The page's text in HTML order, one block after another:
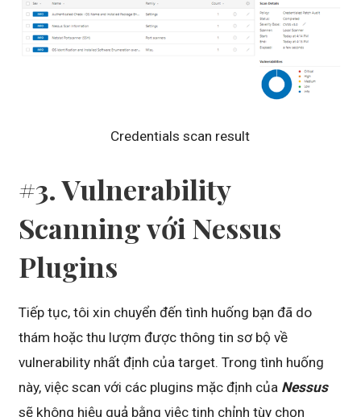
Credentials scan result
#3. Vulnerability
Scanning với Nessus
Plugins
Tiếp tục, tôi xin chuyển đến tình huống bạn đã do
thám hoặc thu lượm được thông tin sơ bộ về
vulnerability nhất định của target. Trong tình huống
này, việc scan với các plugins mặc định của Nessus
sẽ không hiệu quả bằng việc tinh chỉnh tùy chọn